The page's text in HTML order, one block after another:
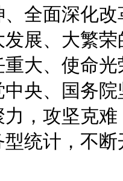
全面深化
发展、大繁
大、使命
央、国务
，攻坚克
统计，不